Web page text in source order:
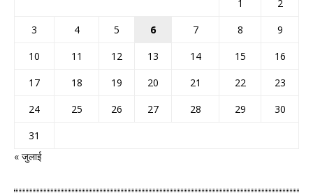
1
2
3
4 5 6 7 8
9
10
11 12 13 14 15
16
17
18 19 20 21 22
23
24
25 26 27 28 29
30
31
« जुलाई